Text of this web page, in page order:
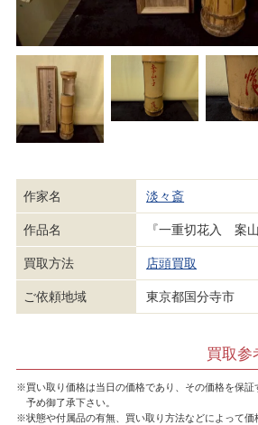
作家名 淡々斎
作品名 『一重切花入 案山
買取方法 店頭買取
ご依頼地域 東京都国分寺市
買取参
※買い取り価格は当日の価格であり、その価格を保証
予め御了承下さい。
※状態や付属品の有無、買い取り方法などによって価